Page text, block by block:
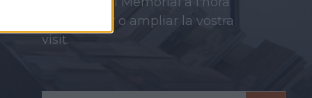
de preparar o ampliar la vostra
visit.